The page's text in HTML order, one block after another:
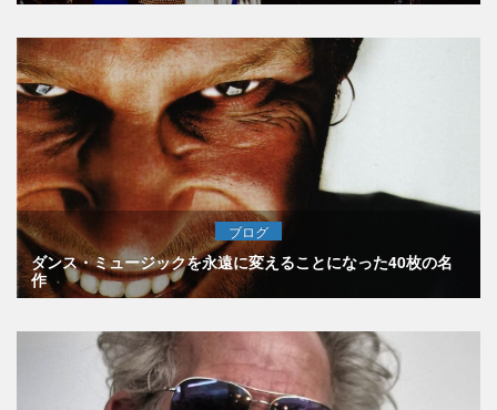
ブログ
ダンス・ミュージックを永遠に変えることになった40枚の名
作